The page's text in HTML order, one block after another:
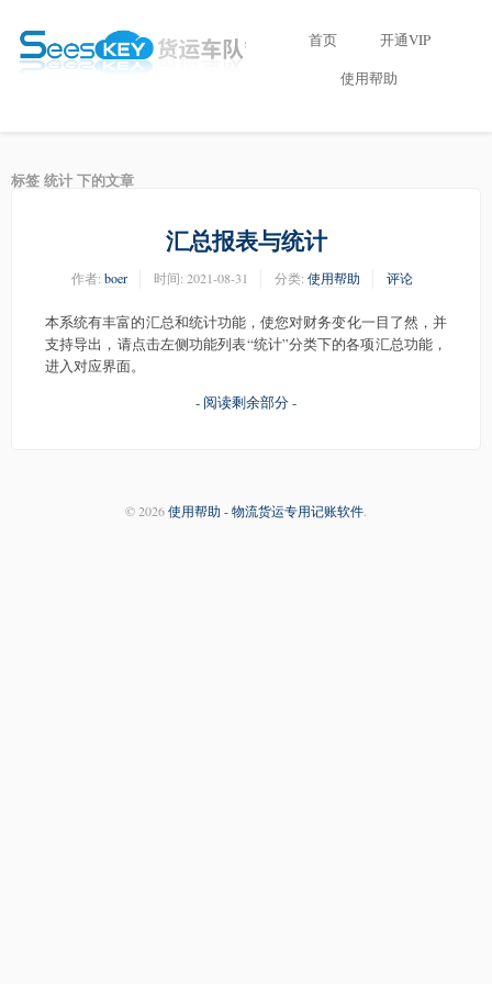
首页
开通VIP
使用帮助
标签 统计 下的文章
汇总报表与统计
作者: boer 时间: 2021-08-31 分类: 使用帮助 评论
本系统有丰富的汇总和统计功能，使您对财务变化一目了然，并
支持导出，请点击左侧功能列表“统计”分类下的各项汇总功能，
进入对应界面。
- 阅读剩余部分 -
© 2026使用帮助 - 物流货运专用记账软件.